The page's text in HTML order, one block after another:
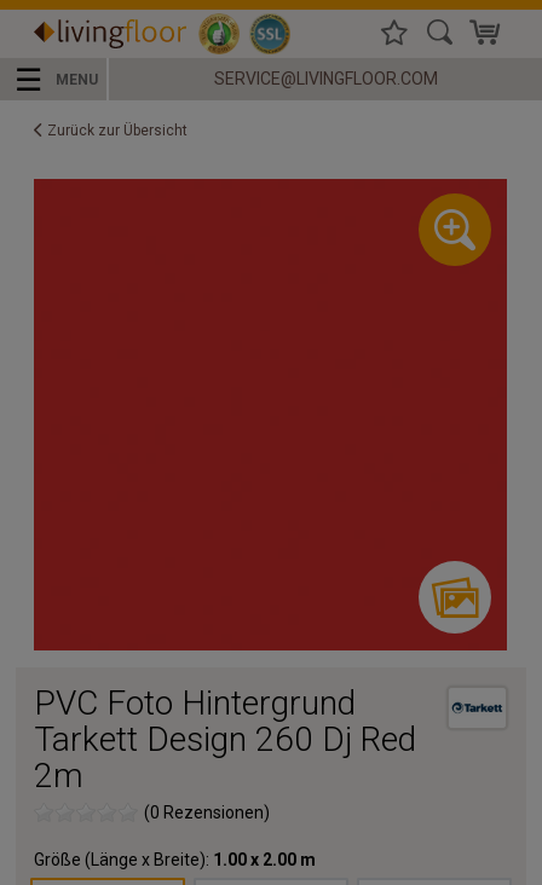
☰ MENU SERVICE@LIVINGFLOOR.COM
Zurück zur Übersicht
PVC Foto Hintergrund
Tarkett Design 260 Dj Red
2m
(0 Rezensionen)
Größe (Länge x Breite): 1.00 x 2.00 m